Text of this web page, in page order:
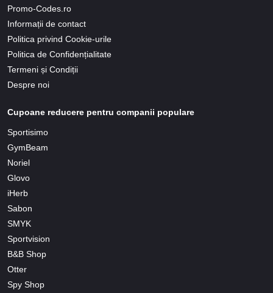
Promo-Codes.ro
Informații de contact
Politica privind Cookie-urile
Politica de Confidențialitate
Termeni și Condiții
Despre noi
Cupoane reducere pentru companii populare
Sportisimo
GymBeam
Noriel
Glovo
iHerb
Sabon
SMYK
Sportvision
B&B Shop
Otter
Spy Shop